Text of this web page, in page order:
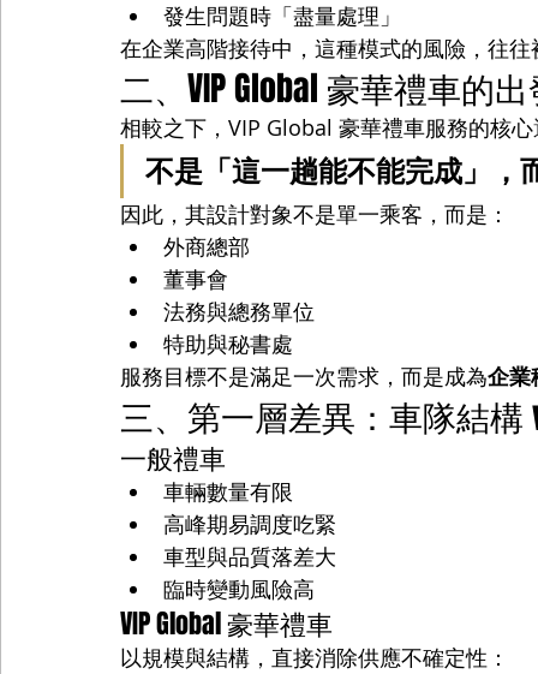
發生問題時「盡量處理」
在企業高階接待中，這種模式的風險，往往
二、VIP Global 豪華禮車的
相較之下，VIP Global 豪華禮車服務的核
不是「這一趟能不能完成」，
因此，其設計對象不是單一乘客，而是：
外商總部
董事會
法務與總務單位
特助與秘書處
服務目標不是滿足一次需求，而是成為企業
三、第一層差異：車隊結構
一般禮車
車輛數量有限
高峰期易調度吃緊
車型與品質落差大
臨時變動風險高
VIP Global 豪華禮車
以規模與結構，直接消除供應不確定性：